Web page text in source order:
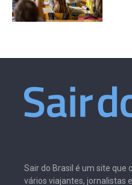
Sair do Brasil é um site que
vários viajantes, jornalistas